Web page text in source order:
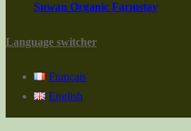
Suwan Organic Farmstay
Language switcher
Français
English